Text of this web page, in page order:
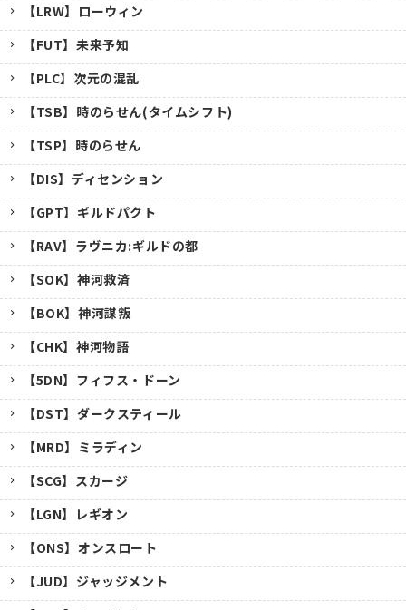
【LRW】ローウィン
【FUT】未来予知
【PLC】次元の混乱
【TSB】時のらせん(タイムシフト)
【TSP】時のらせん
【DIS】ディセンション
【GPT】ギルドパクト
【RAV】ラヴニカ:ギルドの都
【SOK】神河救済
【BOK】神河謀叛
【CHK】神河物語
【5DN】フィフス・ドーン
【DST】ダークスティール
【MRD】ミラディン
【SCG】スカージ
【LGN】レギオン
【ONS】オンスロート
【JUD】ジャッジメント